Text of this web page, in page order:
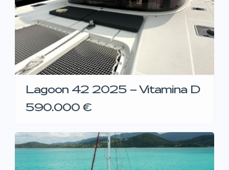
Lagoon 42 2025 – Vitamina D
590.000 €